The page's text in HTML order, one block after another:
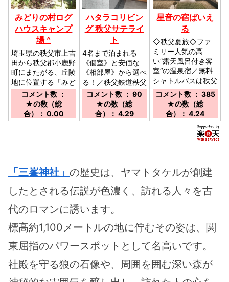
みどりの村ログ
ハウスキャンプ
場 ^
埼玉県の秩父市上吉
田から秩父郡小鹿野
町にまたがる、丘陵
地に位置する「みど
りの村」にあるキャ
ンプ場です／三峰口
駅から車で約２４分
コメント数 ：
★の数（総
合）： 0.00
ハタラコリビン
グ 秩父サテライ
ト
4名まで泊まれる
《個室》と安価な
《相部屋》から選べ
る！／秩父鉄道秩父
駅より徒歩２分、西
武秩父駅から徒歩１
２分
コメント数 ： 90
★の数（総
合）： 4.29
星音の宿ばいえ
る
◇秩父夏旅◇ファ
ミリー人気の高
い“露天風呂付き客
室“の温泉宿／無料
シャトルバスは秩父
方面・長瀞方面への
運行を行っておりま
す。時刻表はホーム
ページでご確認下さ
コメント数 ： 385
★の数（総
合）： 4.24
「三峯神社」 の歴史は、ヤマトタケルが創建
したとされる伝説が色濃く、訪れる人々を古
代のロマンに誘います。
標高約1,100メートルの地に佇むその姿は、関
東屈指のパワースポットとして名高いです。
社殿を守る狼の石像や、周囲を囲む深い森が